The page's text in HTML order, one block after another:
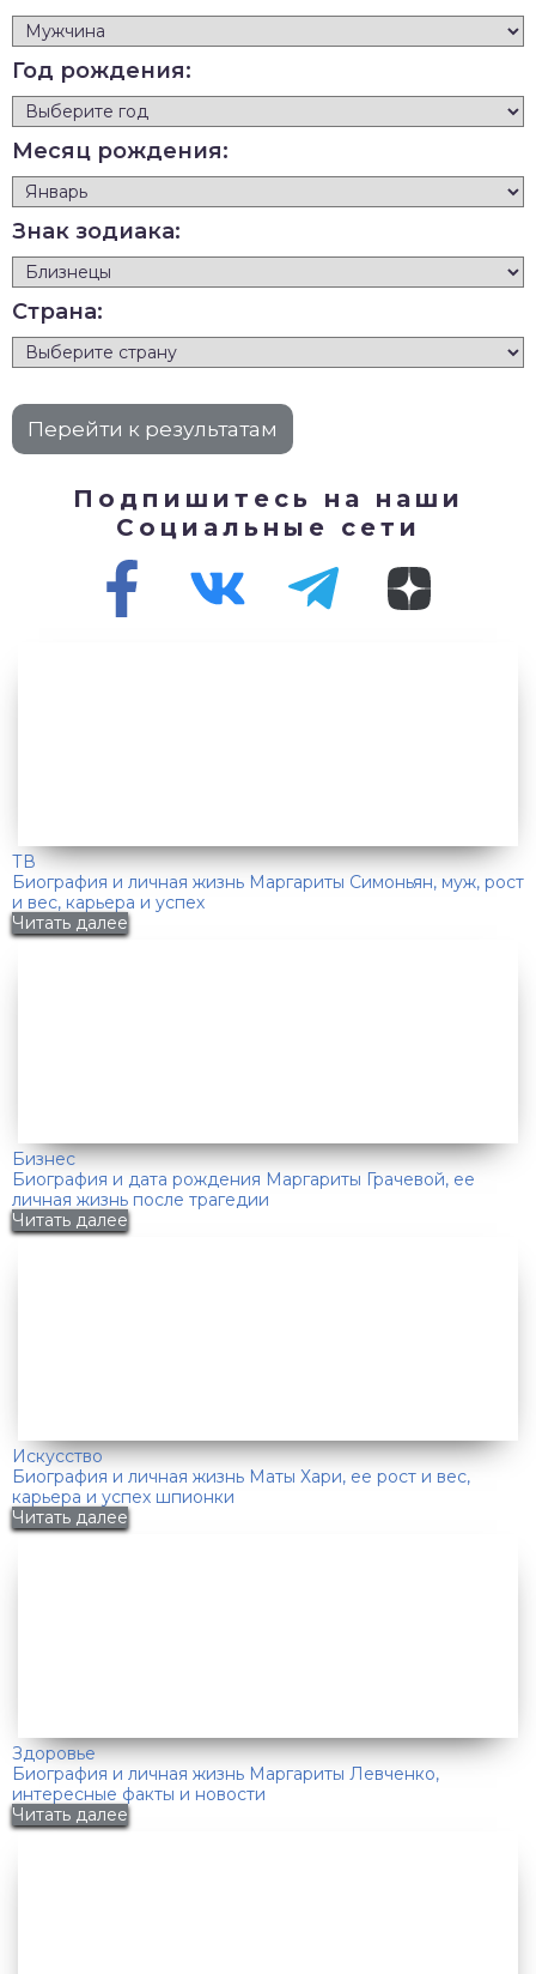
Год рождения:
Месяц рождения:
Знак зодиака:
Страна:
Подпишитесь на наши
Социальные сети
ТВ
Биография и личная жизнь Маргариты Симоньян, муж, рост
и вес, карьера и успех
Читать далее
Бизнес
Биография и дата рождения Маргариты Грачевой, ее
личная жизнь после трагедии
Читать далее
Искусство
Биография и личная жизнь Маты Хари, ее рост и вес,
карьера и успех шпионки
Читать далее
Здоровье
Биография и личная жизнь Маргариты Левченко,
интересные факты и новости
Читать далее